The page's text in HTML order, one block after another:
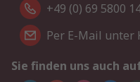
+49 (0) 69 5800
Per E-Mail unter
Sie finden uns auch